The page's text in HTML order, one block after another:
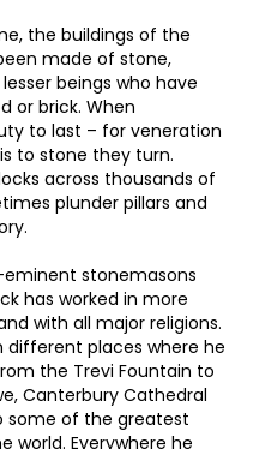
the buildings of the
made of stone,
beings who have
or brick. When
to last – for veneration
to stone they turn.
across thousands of
plunder pillars and
stonemasons
has worked in more
with all major religions.
different places where he
the Trevi Fountain to
Canterbury Cathedral
some of the greatest
world. Everywhere he